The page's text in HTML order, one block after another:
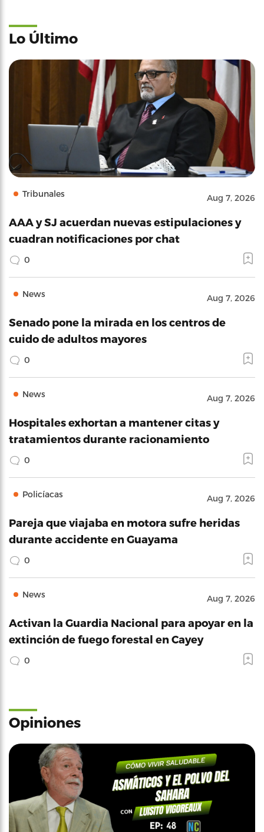
Lo Último
Tribunales Aug 7, 2026
AAA y SJ acuerdan nuevas estipulaciones y
cuadran notificaciones por chat
0
News Aug 7, 2026
Senado pone la mirada en los centros de
cuido de adultos mayores
0
News Aug 7, 2026
Hospitales exhortan a mantener citas y
tratamientos durante racionamiento
0
Policíacas Aug 7, 2026
Pareja que viajaba en motora sufre heridas
durante accidente en Guayama
0
News Aug 7, 2026
Activan la Guardia Nacional para apoyar en la
extinción de fuego forestal en Cayey
0
Opiniones